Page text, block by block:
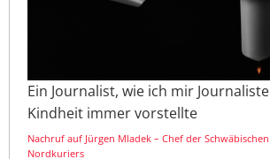
Ein Journalist, wie ich mir
Kindheit immer vorstellte
Nachruf auf Jürgen Mladek – Chef der
Nordkuriers